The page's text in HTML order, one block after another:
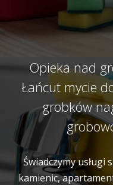
Opieka nad
Łańcut mycie
grobków
Świadczymy
kamienic,